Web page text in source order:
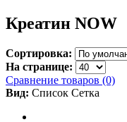
Креатин NOW
Сортировка:
На странице:
Сравнение товаров (0)
Вид: Список Сетка